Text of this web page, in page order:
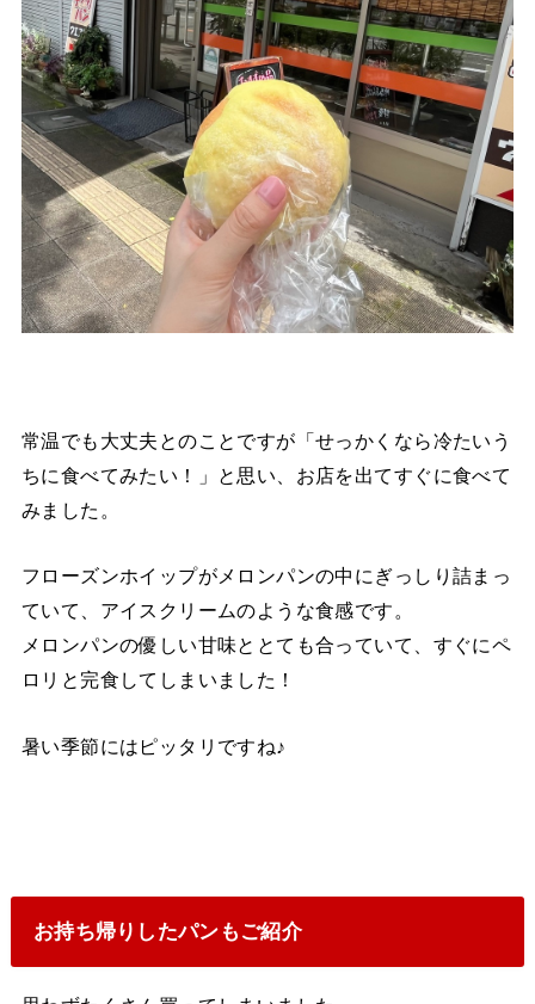
常温でも大丈夫とのことですが「せっかくなら冷たいう
ちに食べてみたい！」と思い、お店を出てすぐに食べて
みました。
フローズンホイップがメロンパンの中にぎっしり詰まっ
ていて、アイスクリームのような食感です。
メロンパンの優しい甘味ととても合っていて、すぐにペ
ロリと完食してしまいました！
暑い季節にはピッタリですね♪
お持ち帰りしたパンもご紹介